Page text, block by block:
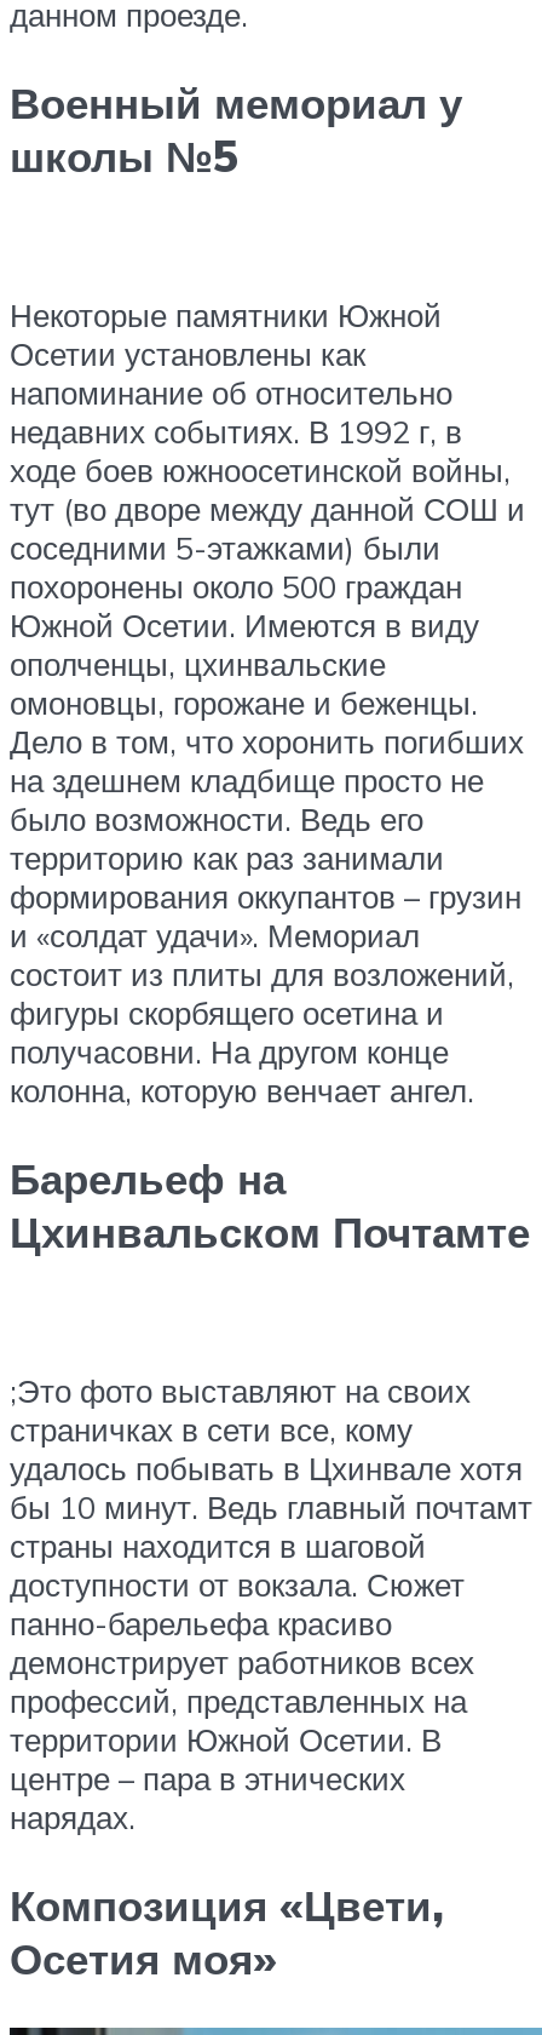
данном проезде.
Военный мемориал у
школы №5
Некоторые памятники Южной
Осетии установлены как
напоминание об относительно
недавних событиях. В 1992 г, в
ходе боев южноосетинской войны,
тут (во дворе между данной СОШ и
соседними 5-этажками) были
похоронены около 500 граждан
Южной Осетии. Имеются в виду
ополченцы, цхинвальские
омоновцы, горожане и беженцы.
Дело в том, что хоронить погибших
на здешнем кладбище просто не
было возможности. Ведь его
территорию как раз занимали
формирования оккупантов – грузин
и «солдат удачи». Мемориал
состоит из плиты для возложений,
фигуры скорбящего осетина и
получасовни. На другом конце
колонна, которую венчает ангел.
Барельеф на
Цхинвальском Почтамте
;Это фото выставляют на своих
страничках в сети все, кому
удалось побывать в Цхинвале хотя
бы 10 минут. Ведь главный почтамт
страны находится в шаговой
доступности от вокзала. Сюжет
панно-барельефа красиво
демонстрирует работников всех
профессий, представленных на
территории Южной Осетии. В
центре – пара в этнических
нарядах.
Композиция «Цвети,
Осетия моя»